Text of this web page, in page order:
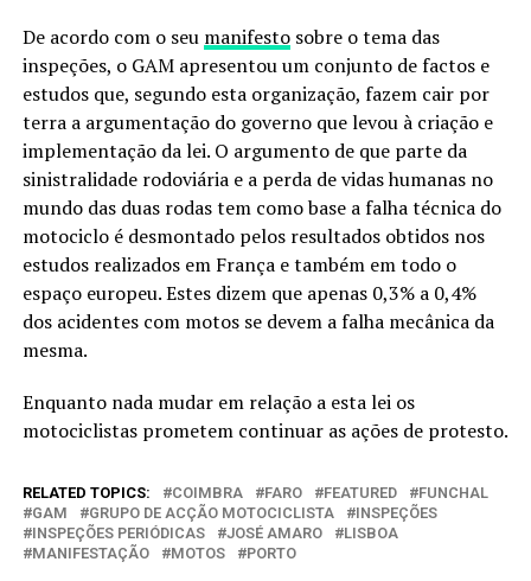
De acordo com o seu manifestosobre o tema das
inspeções, o GAM apresentou um conjunto de factos e
estudos que, segundo esta organização, fazem cair por
terra a argumentação do governo que levou à criação e
implementação da lei. O argumento de que parte da
sinistralidade rodoviária e a perda de vidas humanas no
mundo das duas rodas tem como base a falha técnica do
motociclo é desmontado pelos resultados obtidos nos
estudos realizados em França e também em todo o
espaço europeu. Estes dizem que apenas 0,3% a 0,4%
dos acidentes com motos se devem a falha mecânica da
mesma.
Enquanto nada mudar em relação a esta lei os
motociclistas prometem continuar as ações de protesto.
RELATED TOPICS: COIMBRA FARO FEATURED
FUNCHAL
GAM
GRUPO DE ACÇÃO MOTOCICLISTA
INSPEÇÕES
INSPEÇÕES PERIÓDICAS
JOSÉ AMARO
LISBOA
MANIFESTAÇÃO
MOTOS PORTO